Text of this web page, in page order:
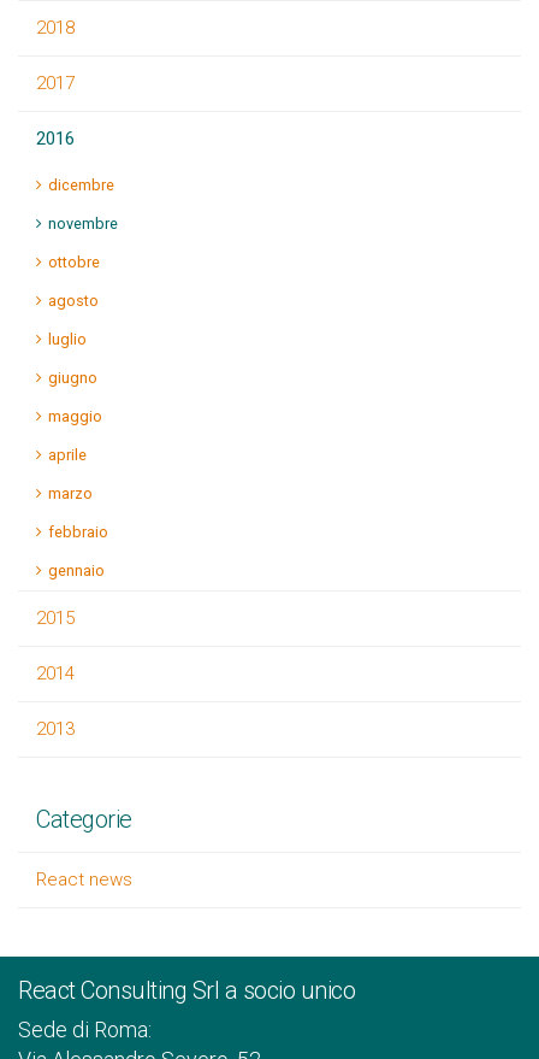
2018
2017
2016
dicembre
novembre
ottobre
agosto
luglio
giugno
maggio
aprile
marzo
febbraio
gennaio
2015
2014
2013
Categorie
React news
React Consulting Srl a socio unico
Sede di Roma: